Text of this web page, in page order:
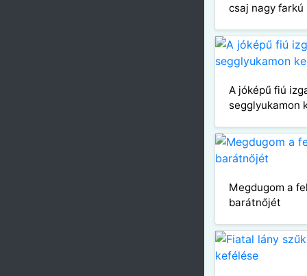
csaj nagy
A jóképű fiú
segglyukamon
Megdugom a
barátnőjét